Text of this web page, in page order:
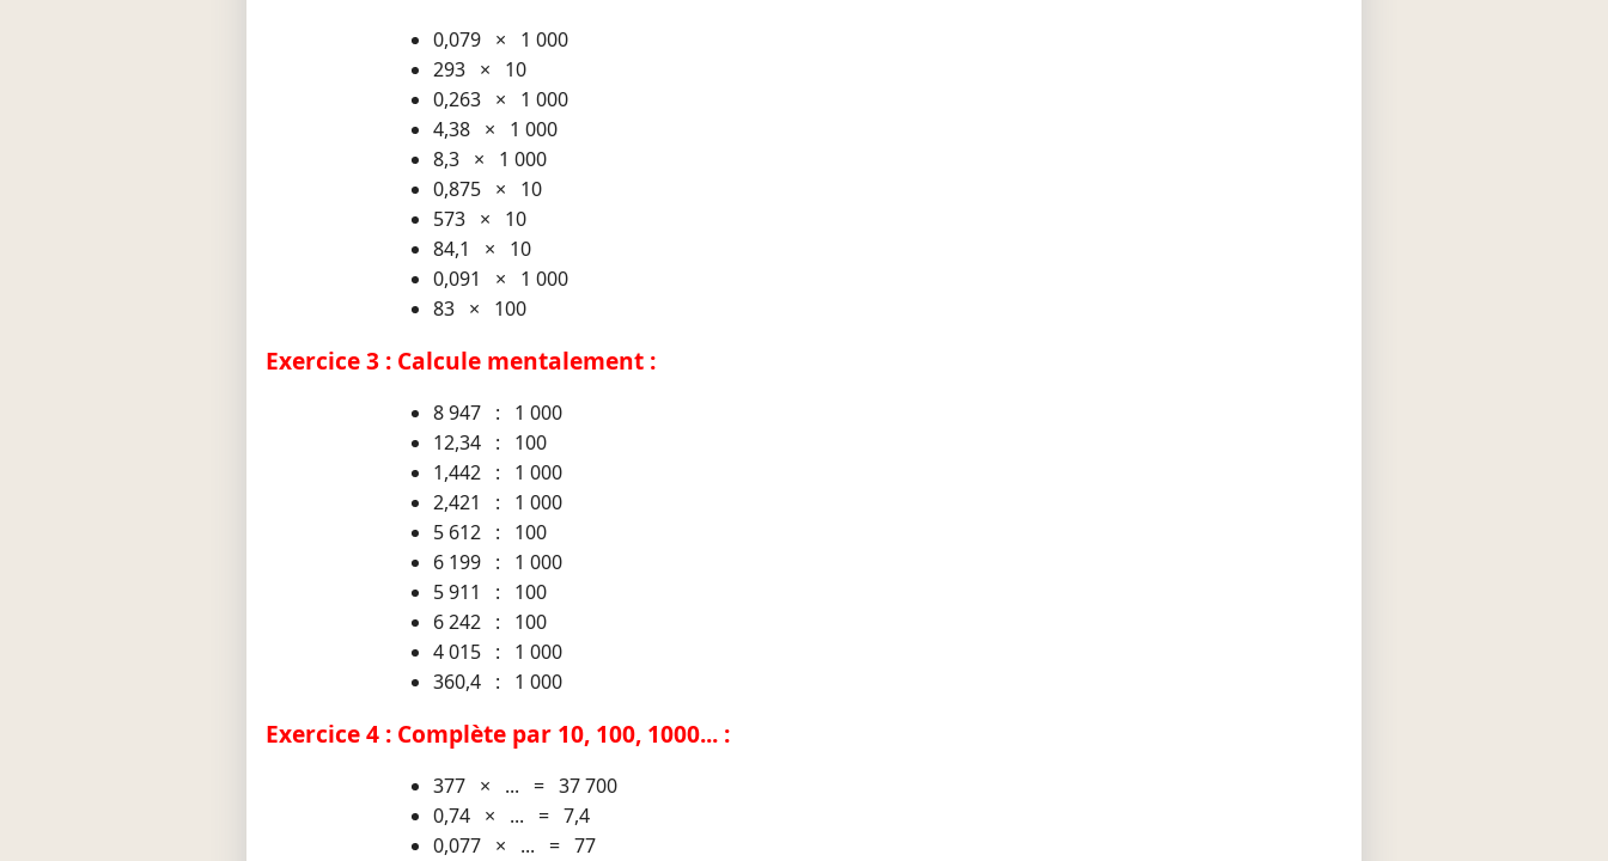
0,079 × 1 000
293 × 10
0,263 × 1 000
4,38 × 1 000
8,3 × 1 000
0,875 × 10
573 × 10
84,1 × 10
0,091 × 1 000
83 × 100
Exercice 3 : Calcule mentalement :
8 947 : 1 000
12,34 : 100
1,442 : 1 000
2,421 : 1 000
5 612 : 100
6 199 : 1 000
5 911 : 100
6 242 : 100
4 015 : 1 000
360,4 : 1 000
Exercice 4 : Complète par 10, 100, 1000... :
377 × ... = 37 700
0,74 × ... = 7,4
0,077 × ... = 77